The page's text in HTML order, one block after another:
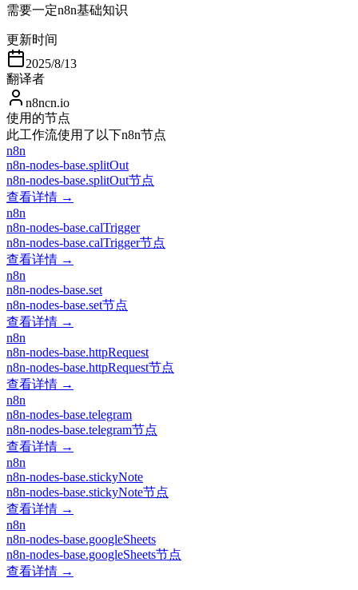
需要一定n8n基础知识
更新时间
2025/8/13
翻译者
n8ncn.io
使用的节点
此工作流使用了以下n8n节点
n8n
n8n-nodes-base.splitOut
n8n-nodes-base.splitOut节点
查看详情 →
n8n
n8n-nodes-base.calTrigger
n8n-nodes-base.calTrigger节点
查看详情 →
n8n
n8n-nodes-base.set
n8n-nodes-base.set节点
查看详情 →
n8n
n8n-nodes-base.httpRequest
n8n-nodes-base.httpRequest节点
查看详情 →
n8n
n8n-nodes-base.telegram
n8n-nodes-base.telegram节点
查看详情 →
n8n
n8n-nodes-base.stickyNote
n8n-nodes-base.stickyNote节点
查看详情 →
n8n
n8n-nodes-base.googleSheets
n8n-nodes-base.googleSheets节点
查看详情 →